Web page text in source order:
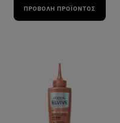
ΠΡΟΒΟΛΉ ΠΡΟΪΌΝΤΟΣ